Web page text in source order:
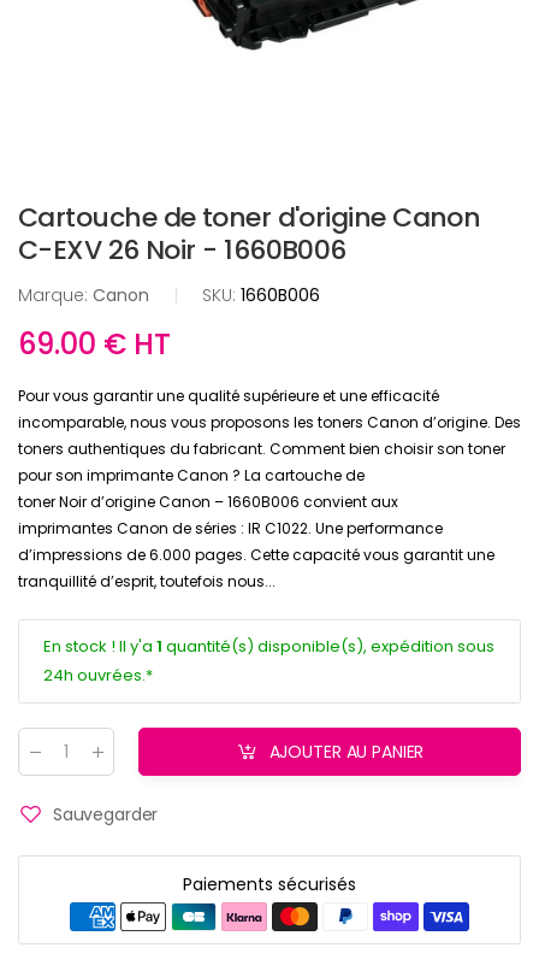
Cartouche de toner d'origine Canon
C-EXV 26 Noir - 1660B006
Marque: Canon | SKU: 1660B006
69.00 € HT
Pour vous garantir une qualité supérieure et une efficacité
incomparable, nous vous proposons les toners Canon d’origine. Des
toners authentiques du fabricant. Comment bien choisir son toner
pour son imprimante Canon ? La cartouche de
toner Noir d’origine Canon – 1660B006 convient aux
imprimantes Canon de séries : IR C1022. Une performance
d’impressions de 6.000 pages. Cette capacité vous garantit une
tranquillité d’esprit, toutefois nous...
En stock ! Il y'a 1 quantité(s) disponible(s), expédition sous
24h ouvrées.*
Quantité
AJOUTER AU PANIER
Sauvegarder
Paiements sécurisés